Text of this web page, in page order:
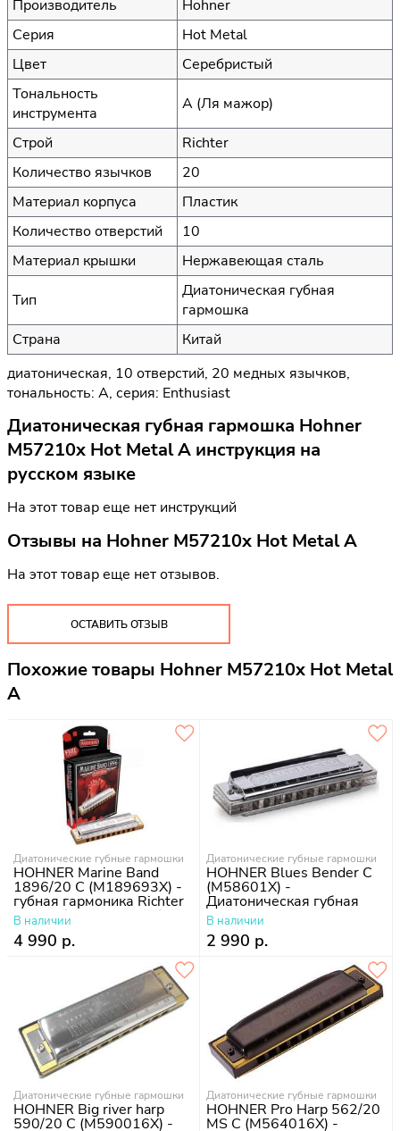
Производитель
Hohner
Серия
Hot Metal
Цвет
Серебристый
Тональность
инструмента
A (Ля мажор)
Строй
Richter
Количество язычков
20
Материал корпуса
Пластик
Количество отверстий
10
Материал крышки
Нержавеющая сталь
Тип
Диатоническая губная
гармошка
Страна
Китай
диатоническая, 10 отверстий, 20 медных язычков,
тональность: A, серия: Enthusiast
Диатоническая губная гармошка Hohner
M57210x Hot Metal A инструкция на
русском языке
На этот товар еще нет инструкций
Отзывы на Hohner M57210x Hot Metal A
На этот товар еще нет отзывов.
ОСТАВИТЬ ОТЗЫВ
Похожие товары Hohner M57210x Hot Metal
A
Диатонические губные гармошки
HOHNER Marine Band
1896/20 C (M189693X) -
губная гармоника Richter
Classic (+ курс уроков)
В наличии
4 990 р.
Диатонические губные гармошки
HOHNER Blues Bender C
(M58601X) -
Диатоническая губная
гармошка
В наличии
2 990 р.
Диатонические губные гармошки
HOHNER Big river harp
590/20 C (M590016X) -
Диатонические губные гармошки
HOHNER Pro Harp 562/20
MS C (M564016X) -